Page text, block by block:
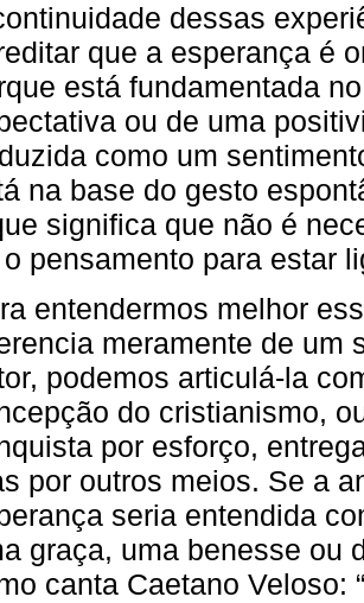
dessas
que a esperança é
está fundamentada
ou de uma
como um
na base do gesto
significa que não é
pensamento para estar
entendermos melhor
meramente de um
podemos articulá-la
do cristianismo,
por esforço,
por outros meios. Se a
seria entendida
graça, uma benesse ou
canta Caetano Veloso: